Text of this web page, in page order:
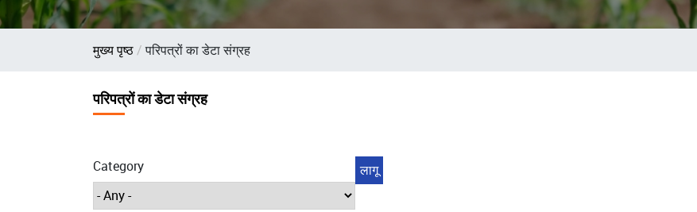
पग
मुख्य पृष्ठ परिपत्रों का डेटा संग्रह
परिपत्रों का डेटा संग्रह
Category